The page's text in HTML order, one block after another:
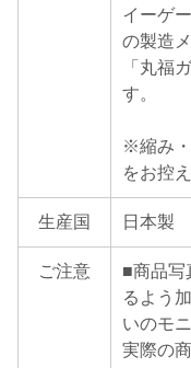
イーゲ
の製造
「丸福
す。
※縮み
をお控
生産国 日本製
ご注意
■商品写
るよう
いのモ
実際の